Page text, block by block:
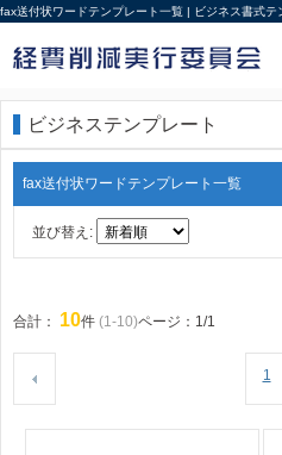
fax送付状ワードテンプレート一覧 | ビジネス書式テ
ビジネステンプレート
fax送付状ワードテンプレート一覧
並び替え:
合計： 10件 (1-10)ページ：1/1
1